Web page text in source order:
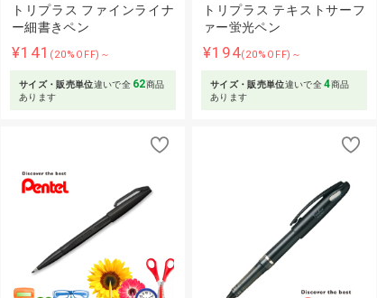
トリプラス ファインライナ
ー細書きペン
¥141 (20%OFF)～
サイズ・販売単位違いで全 62商品
あります
トリプラス テキストサーフ
ァー蛍光ペン
¥194(20%OFF)～
サイズ・販売単位違いで全4商品
あります